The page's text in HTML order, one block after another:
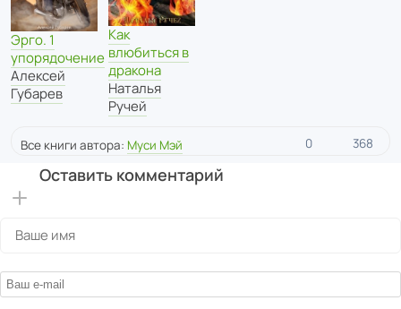
Эрго. 1
упорядочение
Алексей
Губарев
Как
влюбиться в
дракона
Наталья
Ручей
Все книги автора: Муси Мэй 0 368
Оставить комментарий